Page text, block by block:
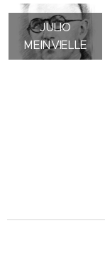
JULIO
MEINVIELLE